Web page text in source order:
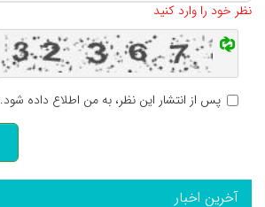
نظر خود را وارد کنید
پس از انتشار این نظر، به من اطلاع داده شود.
آخرین اخبار